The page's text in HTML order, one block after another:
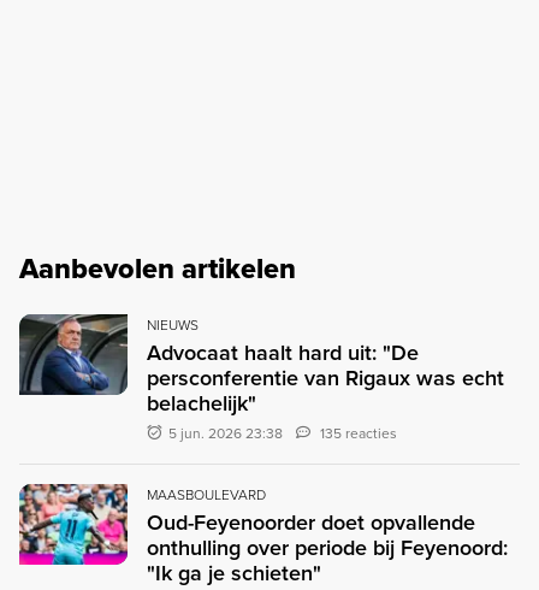
Aanbevolen artikelen
NIEUWS
Advocaat haalt hard uit: "De
persconferentie van Rigaux was echt
belachelijk"
5 jun. 2026 23:38 135 reacties
MAASBOULEVARD
Oud-Feyenoorder doet opvallende
onthulling over periode bij Feyenoord:
"Ik ga je schieten"